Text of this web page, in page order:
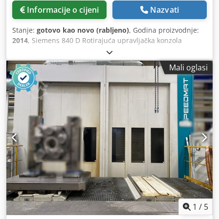
odsisavanje uljne magle: Elbaron - Sustav za gašenje
požara * * Napomena: Funkcionalnost nije zajamčena.
Informacije o cijeni Nazvati
Stanje: gotovo kao novo (rabljeno), Godina proizvodnje:
2014, Siemens 840 D Rotirajuća upravljačka konzola
uključujući upravljačku jedinicu SIEMENS 840 D Solution
Line. Pomak osi X 8000 mm Dcsdpjw Syv Uefx Acgsk Pomak
osi Y 1300 mm Pomak osi Z 2200 mm Sustav alata SK 50;
Capto C8 Glavno vreteno 20 kW, 4000 okr/min 3D
volumenski model stroja Mjerni sustav HEIDENHAIN na
svim osima. Automatsko centralno podmazivanje s
nadzorom tlaka i vremena za sve osi i pokretne sustave.
Mjerni sustav sonde RENISHAW RMP60 M Kontrola loma
alata putem sonde BRANKAMP CMS sustav za nadzor
sudara s dva mjerna kanala: Visina među šiljcima Fibro
rotirajućeg stegača 1100 mm Razmak među šiljcima Fibro
rotirajućeg stegača 900-3000 mm Maksimalni promjer
rotacije Fibro rotirajućeg stegača 2200 mm Fibro karuselni
okretni stol D=1600 mm; 250 okr/min Karuselni okretni stol
FIBRODYN 1600 mm: Polje ploče 6000x2000 mm d'Andrea
planski klizač Univerzalna glava za glodanje Automatski
izmjenjivač alata ATC, 80 mjesta u magazinu u M-izvedbi: 3
Mali oglasi
1 / 5